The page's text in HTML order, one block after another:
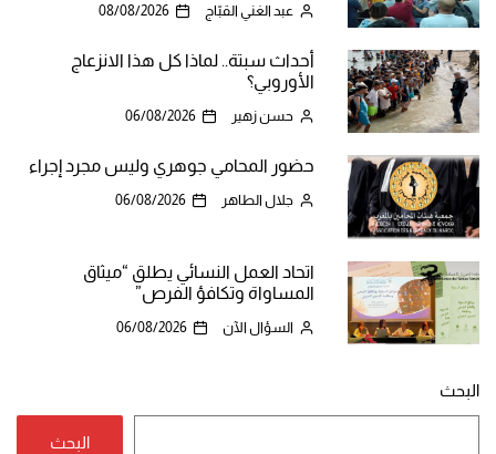
عبد الغني القبّاج 08/08/2026
أحداث سبتة.. لماذا كل هذا الانزعاج
الأوروبي؟
حسن زهير 06/08/2026
حضور المحامي جوهري وليس مجرد إجراء
جلال الطاهر 06/08/2026
اتحاد العمل النسائي يطلق “ميثاق
المساواة وتكافؤ الفرص”
السؤال الآن 06/08/2026
البحث
البحث